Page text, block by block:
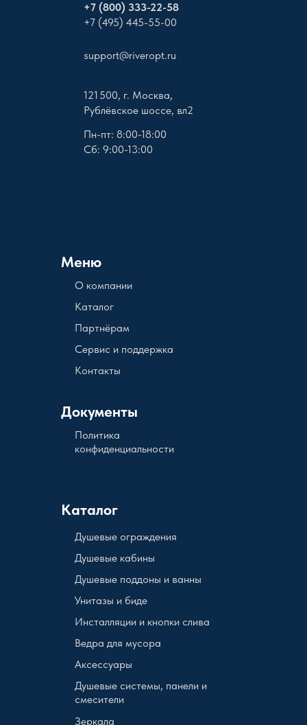
+7 (800) 333-22-58
+7 (495) 445-55-00
support@riveropt.ru
Меню
121 500, г. Москва,
Рублёвское шоссе, вл2
О компании
Документы
Пн-пт: 8:00-18:00
Сб: 9:00-13:00
Каталог
Политика
конфиденциальности
Партнёрам
Сервис и поддержка
Контакты
Каталог
Душевые кабины
Душевые поддоны и ванны
Унитазы и биде
Инсталляции и кнопки слива
Ведра для мусора
Аксессуары
Душевые системы, панели и
смесители
Зеркала
Душевые ограждения